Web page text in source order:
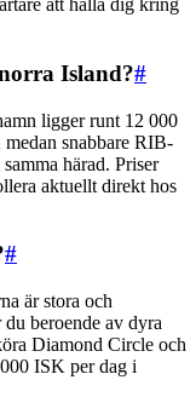
att hålla dig kring
Island?#
ligger runt 12 000
snabbare RIB-
härad. Priser
aktuellt direkt hos
#
är stora och
beroende av dyra
Diamond Circle och
ISK per dag i